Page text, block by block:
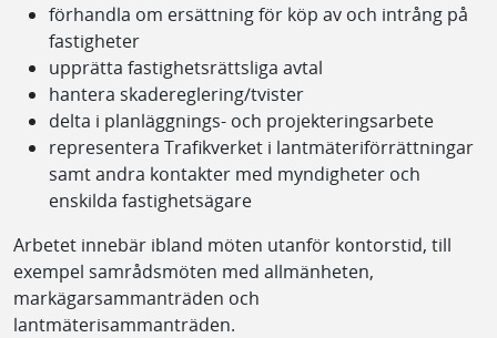
förhandla om ersättning för köp av och intrång på
fastigheter
upprätta fastighetsrättsliga avtal
hantera skadereglering/tvister
delta i planläggnings- och projekteringsarbete
representera Trafikverket i lantmäteriförrättningar
samt andra kontakter med myndigheter och
enskilda fastighetsägare
Arbetet innebär ibland möten utanför kontorstid, till
exempel samrådsmöten med allmänheten,
markägarsammanträden och
lantmäterisammanträden.